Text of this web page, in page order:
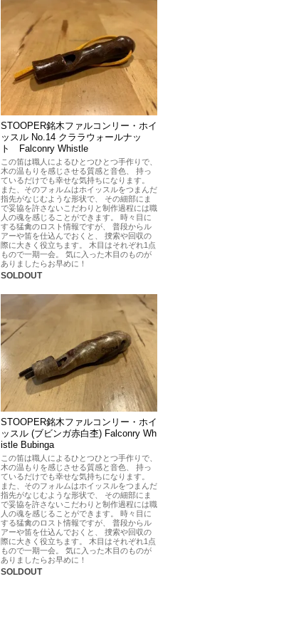
STOOPER銘木ファルコンリー・ホイ
ッスル No.14 クララウォールナッ
ト Falconry Whistle
この笛は職人によるひとつひとつ手作りで、
木の温もりを感じさせる質感と音色、 持っ
ているだけでも幸せな気持ちになります。
また、そのフォルムはホイッスルをつまんだ
指先がなじむような形状で、 その細部にま
で妥協を許さないこだわりと制作過程には職
人の魂を感じることができます。 時々目に
する猛禽のロスト情報ですが、 普段からル
アーや笛を仕込んでおくと、 捜索や回収の
際に大きく役立ちます。 木目はそれぞれ1点
もので一期一会。 気に入った木目のものが
ありましたらお早めに！
SOLDOUT
STOOPER銘木ファルコンリー・ホイ
ッスル (ブビンガ赤白杢) Falconry Wh
istle Bubinga
この笛は職人によるひとつひとつ手作りで、
木の温もりを感じさせる質感と音色、 持っ
ているだけでも幸せな気持ちになります。
また、そのフォルムはホイッスルをつまんだ
指先がなじむような形状で、 その細部にま
で妥協を許さないこだわりと制作過程には職
人の魂を感じることができます。 時々目に
する猛禽のロスト情報ですが、 普段からル
アーや笛を仕込んでおくと、 捜索や回収の
際に大きく役立ちます。 木目はそれぞれ1点
もので一期一会。 気に入った木目のものが
ありましたらお早めに！
SOLDOUT